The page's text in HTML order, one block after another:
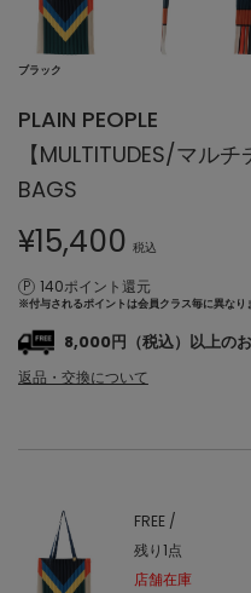
ブラック
PLAIN PEOPLE
【MULTITUDES/マル
BAGS
¥15,400 税込
140ポイント還元
※付与されるポイントは会員クラス毎に異なり
8,000円（税込）以上の
返品・交換について
FREE /
残り1点
店舗在庫